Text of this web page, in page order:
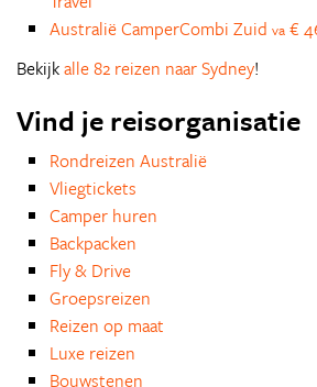
Australië CamperCombi Zuid va €
Bekijkalle 82 reizen naar Sydney!
Vind je reisorganisatie
Rondreizen Australië
Vliegtickets
Camper huren
Backpacken
Fly & Drive
Groepsreizen
Reizen op maat
Luxe reizen
Bouwstenen